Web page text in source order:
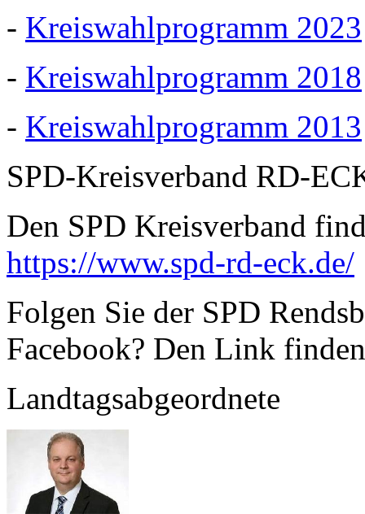
- Kreiswahlprogramm 2023
- Kreiswahlprogramm 2018
- Kreiswahlprogramm 2013
SPD-Kreisverband RD-
Den SPD Kreisverband
https://www.spd-rd-eck.de/
Folgen Sie der SPD
Facebook? Den Link
Landtagsabgeordnete